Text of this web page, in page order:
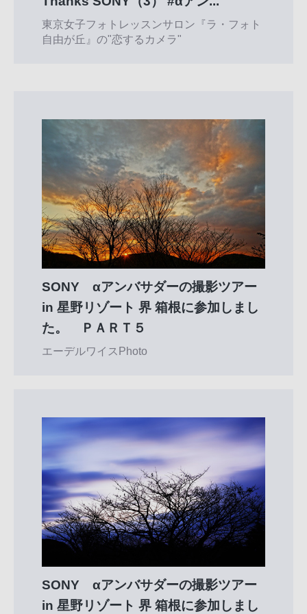
東京女子フォトレッスンサロン『ラ・フォト
自由が丘』の"恋するカメラ"
SONY αアンバサダーの撮影ツアー
in 星野リゾート 界 箱根に参加しまし
た。 ＰＡＲＴ５
エーデルワイスPhoto
SONY αアンバサダーの撮影ツアー
in 星野リゾート 界 箱根に参加しまし